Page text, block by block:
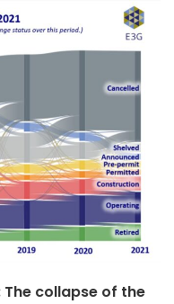
The collapse of the